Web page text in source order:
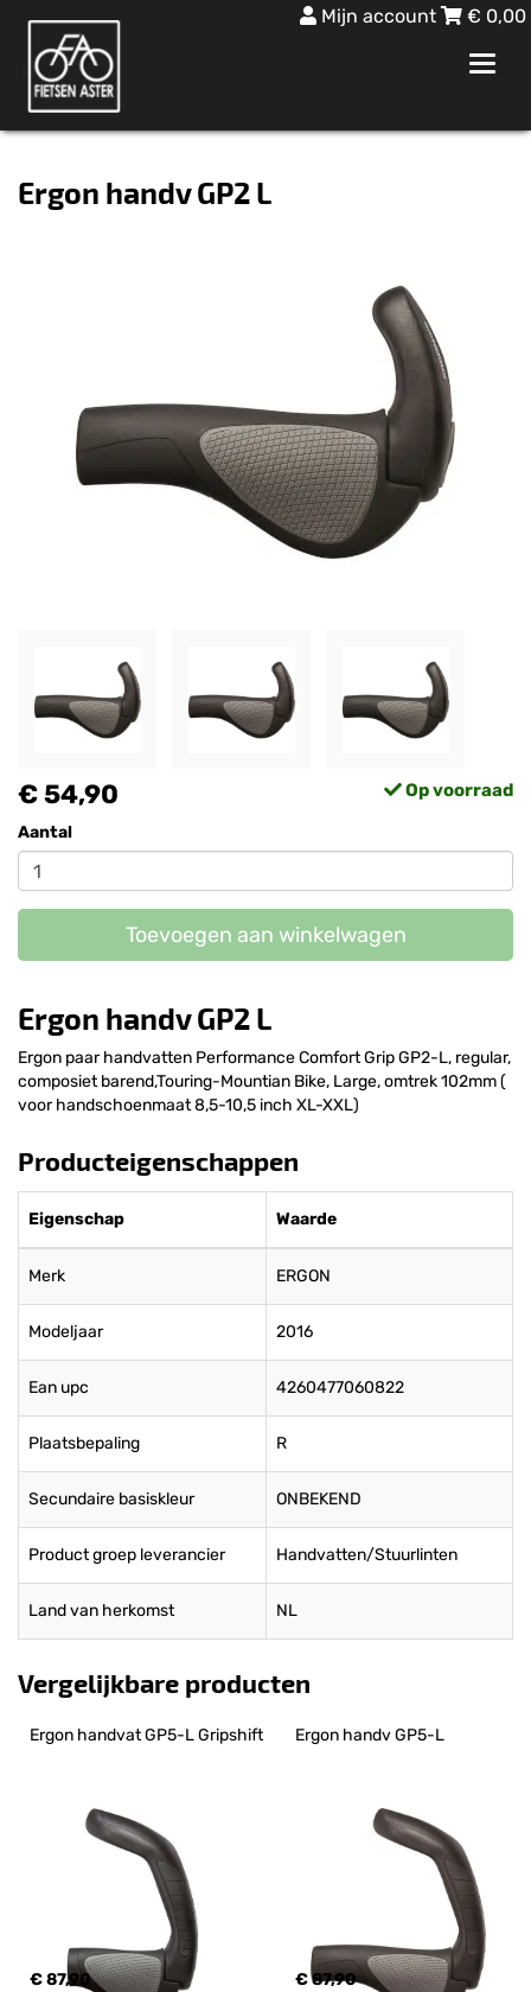
Mijn account € 0,00
Ergon handv GP2 L
€ 54,90 Op voorraad
Aantal
Toevoegen aan winkelwagen
Ergon handv GP2 L
Ergon paar handvatten Performance Comfort Grip GP2-L, regular,
composiet barend,Touring-Mountian Bike, Large, omtrek 102mm (
voor handschoenmaat 8,5-10,5 inch XL-XXL)
Producteigenschappen
Eigenschap Waarde
Merk ERGON
Modeljaar 2016
Ean upc 4260477060822
Plaatsbepaling R
Secundaire basiskleur ONBEKEND
Product groep leverancier Handvatten/Stuurlinten
Land van herkomst NL
Vergelijkbare producten
Ergon handvat GP5-L Gripshift
€ 87,90
Ergon handv GP5-L
€ 87,90